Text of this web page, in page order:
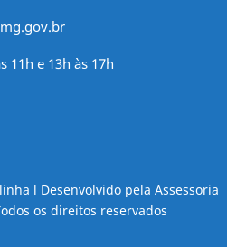
11h e 13h às 17h
l Desenvolvido pela Assessoria
os direitos reservados